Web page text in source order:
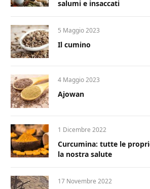
salumi e insaccati
5 Maggio 2023
Il cumino
4 Maggio 2023
Ajowan
1 Dicembre 2022
Curcumina: tutte le
la nostra salute
17 Novembre 2022